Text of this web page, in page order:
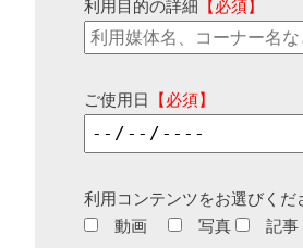
利用目的の詳細 【必須】
ご使用日 【必須】
利用コンテンツをお選びくだ
動画
写真 記事